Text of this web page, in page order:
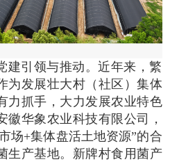
引领与推动。近年来，繁
为发展壮大村（社区）集体
力抓手，大力发展农业特色
徽华象农业科技有限公司，
场+集体盘活土地资源”的合
生产基地。新牌村食用菌产